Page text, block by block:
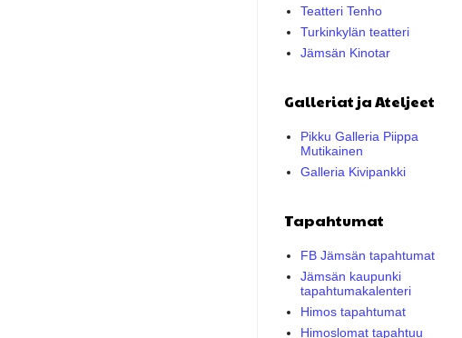
Teatteri Tenho
Turkinkylän teatteri
Jämsän Kinotar
Galleriat ja Ateljeet
Pikku Galleria Piippa
Mutikainen
Galleria Kivipankki
Tapahtumat
FB Jämsän tapahtumat
Jämsän kaupunki
tapahtumakalenteri
Himos tapahtumat
Himoslomat tapahtuu